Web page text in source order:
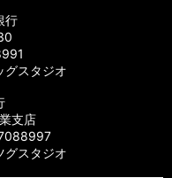
行
グスタジオ
支店
グスタジオ